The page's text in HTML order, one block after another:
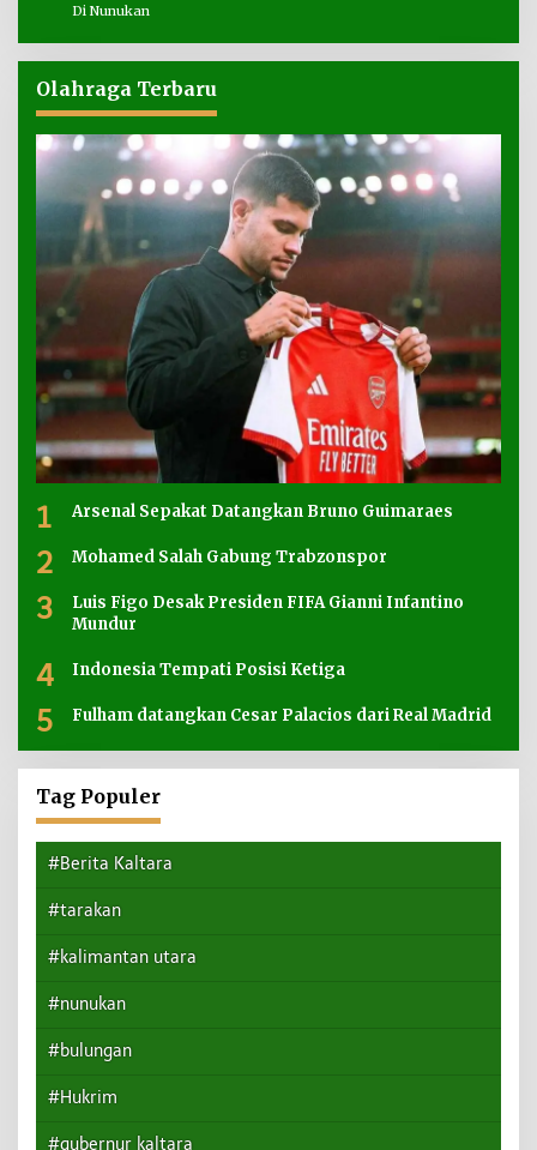
Di Nunukan
Olahraga Terbaru
1 Arsenal Sepakat Datangkan Bruno Guimaraes
2 Mohamed Salah Gabung Trabzonspor
3
Luis Figo Desak Presiden FIFA Gianni Infantino
Mundur
4 Indonesia Tempati Posisi Ketiga
5 Fulham datangkan Cesar Palacios dari Real Madrid
Tag Populer
#Berita Kaltara
#tarakan
#kalimantan utara
#nunukan
#bulungan
#Hukrim
#gubernur kaltara